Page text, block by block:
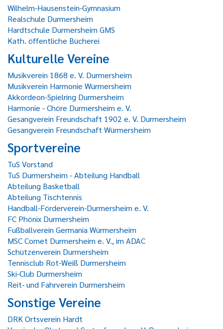
Wilhelm-Hausenstein-Gymnasium
Realschule Durmersheim
Hardtschule Durmersheim GMS
Kath. öffentliche Bücherei
Kulturelle Vereine
Musikverein 1868 e. V. Durmersheim
Musikverein Harmonie Würmersheim
Akkordeon-Spielring Durmersheim
Harmonie - Chöre Durmersheim e. V.
Gesangverein Freundschaft 1902 e. V. Durmersheim
Gesangverein Freundschaft Würmersheim
Sportvereine
TuS Vorstand
TuS Durmersheim - Abteilung Handball
Abteilung Basketball
Abteilung Tischtennis
Handball-Förderverein-Durmersheim e. V.
FC Phönix Durmersheim
Fußballverein Germania Würmersheim
MSC Comet Durmersheim e. V., im ADAC
Schützenverein Durmersheim
Tennisclub Rot-Weiß Durmersheim
Ski-Club Durmersheim
Reit- und Fahrverein Durmersheim
Sonstige Vereine
DRK Ortsverein Hardt